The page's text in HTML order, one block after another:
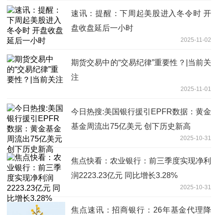
速讯：提醒：下周起美股进入冬令时 开
盘收盘延后一小时
2025-11-02
期货交易中的“交易纪律”重要性？|当前关
注
2025-11-01
今日热搜:美国银行援引EPFR数据：黄金
基金周流出75亿美元 创下历史新高
2025-10-31
焦点快看：农业银行：前三季度实现净利
润2223.23亿元 同比增长3.28%
2025-10-31
焦点速讯：招商银行：26年基金代理降